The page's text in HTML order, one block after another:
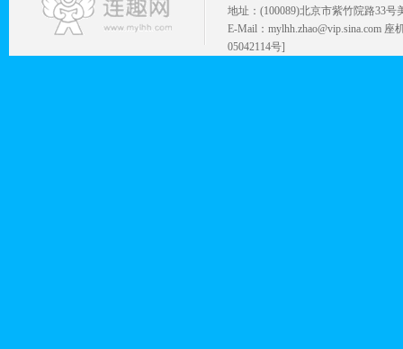
地址：(100089)北京市紫竹院路33号
E-Mail：mylhh.zhao@vip.sina.com
05042114号]